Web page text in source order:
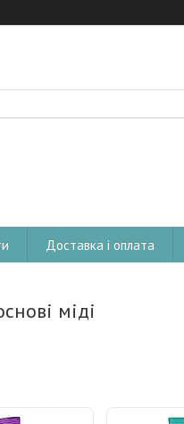
Доставка і оплата
міді